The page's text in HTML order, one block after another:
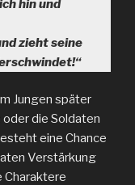
hin und
zieht seine
Jungen später
die Soldaten
eine Chance
Verstärkung
Charaktere